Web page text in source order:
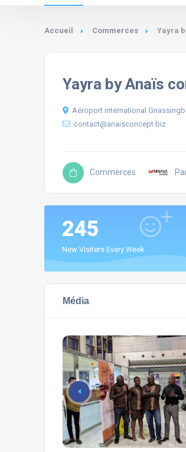
Accueil Commerces Yayra
Yayra by Anaïs
Aéroport international
contact@anaisconcept.biz
Commerces
245
New Visiters Every Week
Média